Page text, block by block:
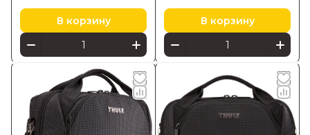
В корзину В корзину